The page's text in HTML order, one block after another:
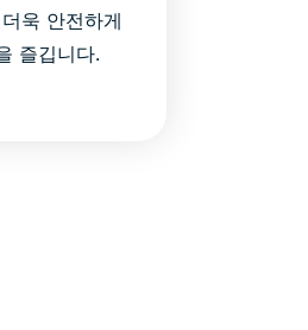
욱 안전하게
즐깁니다.